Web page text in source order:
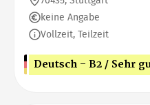
keine Angabe
Vollzeit, Teilzeit
Deutsch - B2 / Sehr